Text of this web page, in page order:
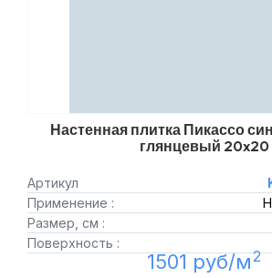
Настенная плитка Пикассо
глянцевый 20x20
Артикул
Применение :
Размер, см :
Поверхность :
1501 руб/м2